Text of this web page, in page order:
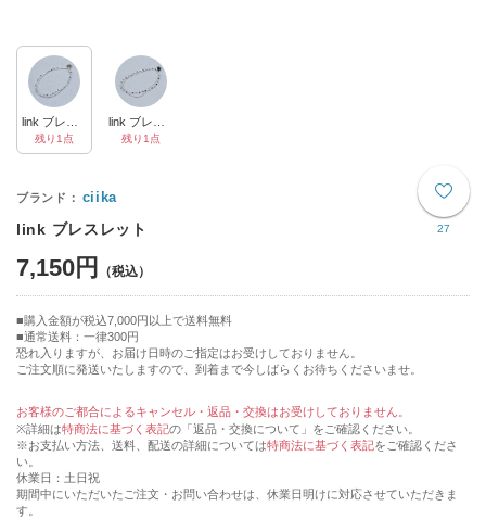
残り1点 残り1点
27
ciika
link ブレスレット
7,150円
購入金額が税込7,000円以上で送料無料
通常送料：一律300円
恐れ入りますが、お届け日時のご指定はお受けしておりません。
ご注文順に発送いたしますので、到着まで今しばらくお待ちくださいませ。
お客様のご都合によるキャンセル・返品・交換はお受けしておりません。
※詳細は特商法に基づく表記の「返品・交換について」をご確認ください。
※お支払い方法、送料、配送の詳細については特商法に基づく表記をご確認くださ
い。
休業日：土日祝
期間中にいただいたご注文・お問い合わせは、休業日明けに対応させていただきま
す。